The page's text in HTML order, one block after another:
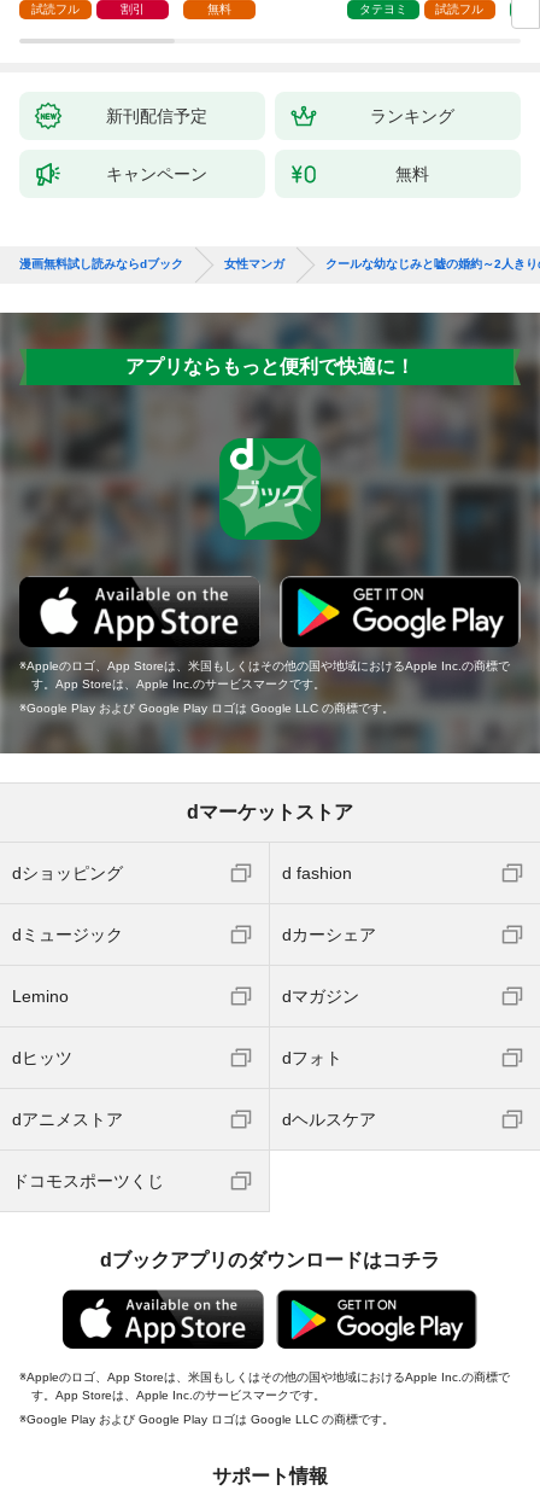
試読フル 割引 無料 タテヨミ 試読フル
新刊配信予定 ランキング
キャンペーン 無料
漫画無料試し読みならdブック 女性マンガ クールな幼なじみと嘘の婚約～2人き
アプリならもっと便利で快適に！
Appleのロゴ、App Storeは、米国もしくはその他の国や地域におけるApple Inc.の商標で
す。App Storeは、Apple Inc.のサービスマークです。
Google Play および Google Play ロゴは Google LLC の商標です。
dマーケットストア
dショッピング d fashion
dミュージック dカーシェア
Lemino dマガジン
dヒッツ dフォト
dアニメストア dヘルスケア
ドコモスポーツくじ
dブックアプリのダウンロードはコチラ
Appleのロゴ、App Storeは、米国もしくはその他の国や地域におけるApple Inc.の商標で
す。App Storeは、Apple Inc.のサービスマークです。
Google Play および Google Play ロゴは Google LLC の商標です。
サポート情報